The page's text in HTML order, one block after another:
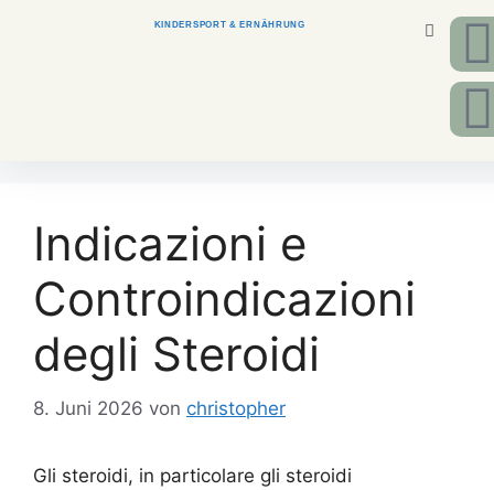
KINDERSPORT & ERNÄHRUNG
Indicazioni e
Controindicazioni
degli Steroidi
8. Juni 2026 von christopher
Gli steroidi, in particolare gli steroidi